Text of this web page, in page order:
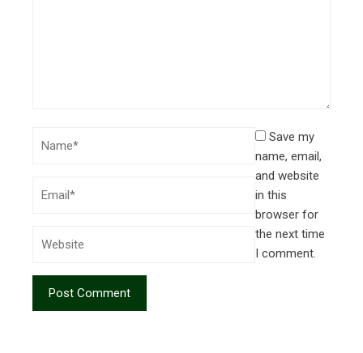
Save my
name, email,
and website
in this
browser for
the next time
I comment.